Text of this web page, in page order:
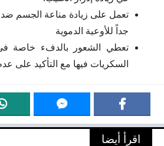
تعمل على زيادة مناعة الجسم ضد
جداً للأوعية الدموية
تعطي الشعور بالدفء خاصة في
السكريات فيها مع التأكيد على
اقرأ أيضا